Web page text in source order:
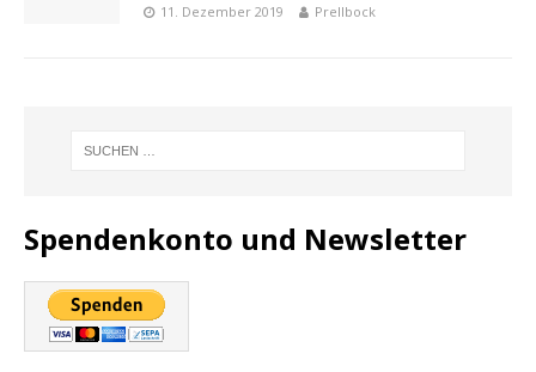
11. Dezember 2019 Prellbock
Spendenkonto und Newsletter